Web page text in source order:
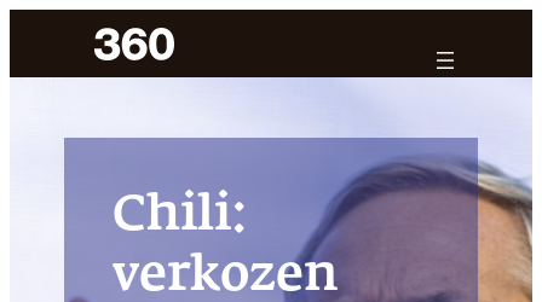
Chili:
verkozen